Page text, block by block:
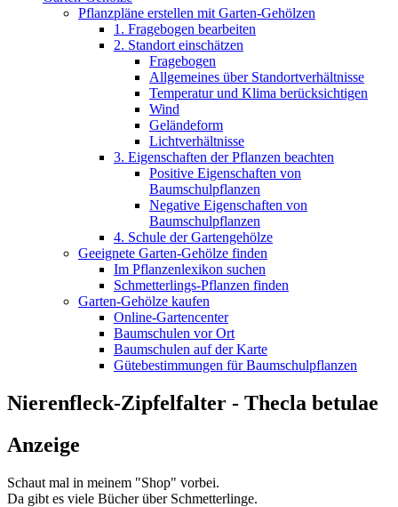
Pflanzpläne erstellen mit Garten-Gehölzen
1. Fragebogen bearbeiten
2. Standort einschätzen
Fragebogen
Allgemeines über Standortverhältnisse
Temperatur und Klima berücksichtigen
Wind
Geländeform
Lichtverhältnisse
3. Eigenschaften der Pflanzen beachten
Positive Eigenschaften von
Baumschulpflanzen
Negative Eigenschaften von
Baumschulpflanzen
4. Schule der Gartengehölze
Geeignete Garten-Gehölze finden
Im Pflanzenlexikon suchen
Schmetterlings-Pflanzen finden
Garten-Gehölze kaufen
Online-Gartencenter
Baumschulen vor Ort
Baumschulen auf der Karte
Gütebestimmungen für Baumschulpflanzen
Nierenfleck-Zipfelfalter - Thecla betulae
Anzeige
Schaut mal in meinem "Shop" vorbei.
Da gibt es viele Bücher über Schmetterlinge.